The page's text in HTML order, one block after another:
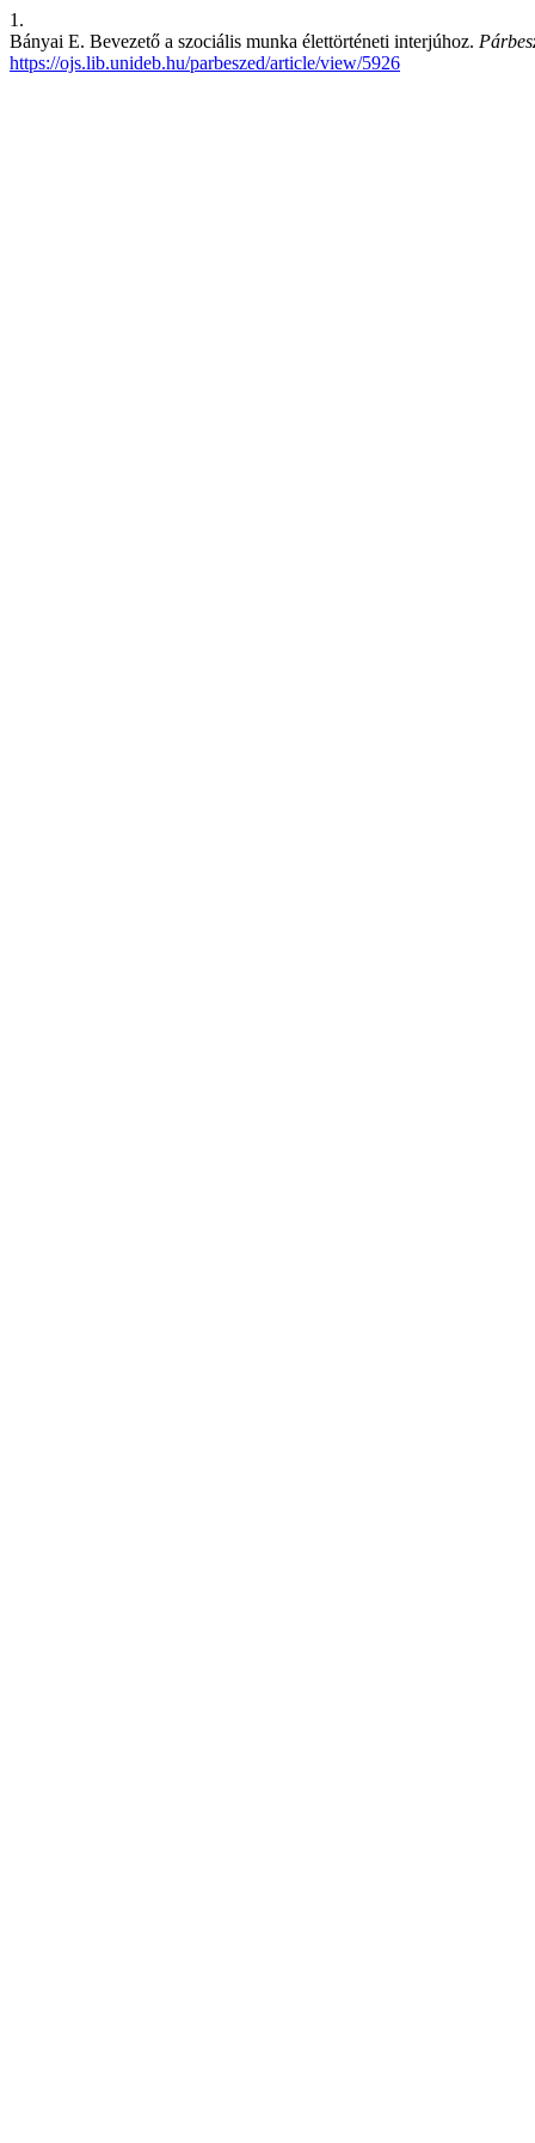
1.
Bányai E. Bevezető a szociális munka élettörténeti interjúhoz.
https://ojs.lib.unideb.hu/parbeszed/article/view/5926